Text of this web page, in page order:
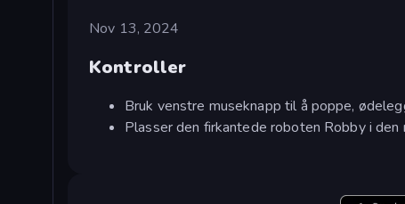
Nov 13, 2024
Kontroller
Bruk venstre museknapp til å poppe,
Plasser den firkantede roboten Robby i